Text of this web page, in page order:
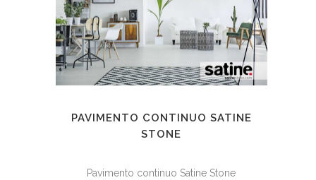
PAVIMENTO CONTINUO SATINE
STONE
Pavimento continuo Satine Stone